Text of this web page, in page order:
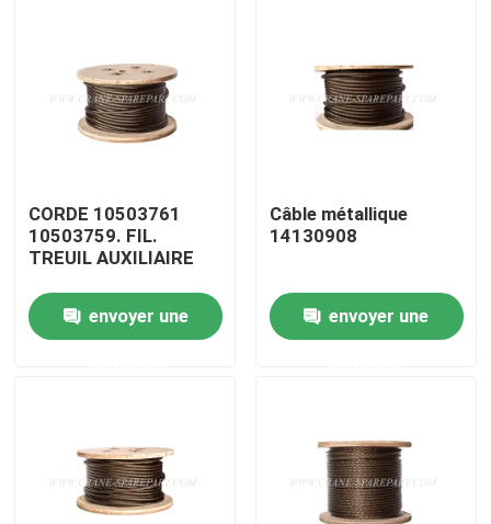
Visite d'usine
Contact
nouvelles
Pièces de rechange de grue
Crane Electrical Parts
CORDE 10503761
10503759. FIL.
TREUIL AUXILIAIRE
envoyer une
Câble métallique
14130908
envoyer une